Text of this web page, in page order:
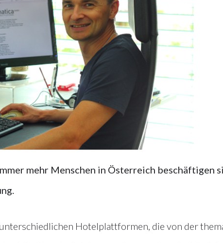
mehr Menschen in Österreich beschäftigen
Hotelplattformen, die von der